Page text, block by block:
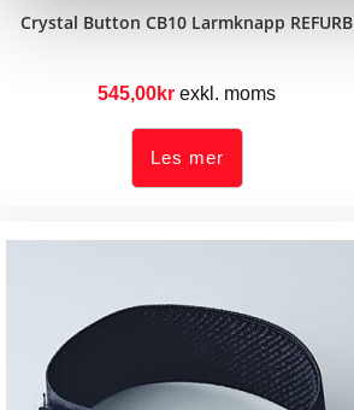
Crystal Button CB10 Larmknapp REFURB
545,00kr exkl. moms
Les mer